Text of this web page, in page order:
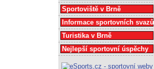
Sportoviště v Brně
Informace sportovních svazů
Turistika v Brně
Nejlepší sportovní úspěchy